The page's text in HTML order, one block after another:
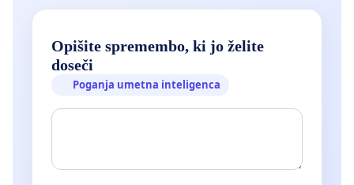
Opišite spremembo, ki jo želite
doseči
Poganja umetna inteligenca